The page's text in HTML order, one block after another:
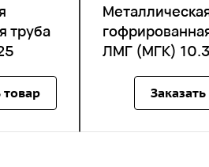
труба
товар
ЛМГ (МГК)